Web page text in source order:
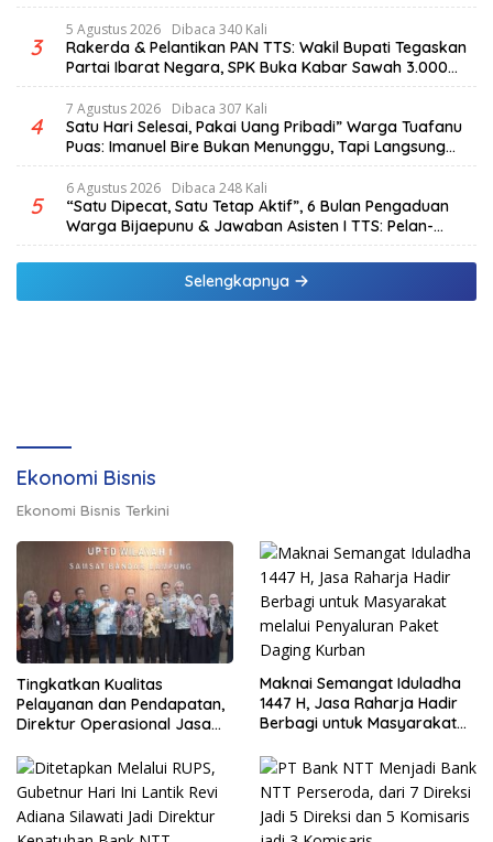
3
5 Agustus 2026 Dibaca 340 Kali
Rakerda & Pelantikan PAN TTS: Wakil Bupati Tegaskan
Partai Ibarat Negara, SPK Buka Kabar Sawah 3.000
Hektar & Larangan Politik Uang
4
7 Agustus 2026 Dibaca 307 Kali
Satu Hari Selesai, Pakai Uang Pribadi” Warga Tuafanu
Puas: Imanuel Bire Bukan Menunggu, Tapi Langsung
Bekerja
5
6 Agustus 2026 Dibaca 248 Kali
“Satu Dipecat, Satu Tetap Aktif”, 6 Bulan Pengaduan
Warga Bijaepunu & Jawaban Asisten I TTS: Pelan-
pelan, Tapi Pasti.
Selengkapnya
Ekonomi Bisnis
Ekonomi Bisnis Terkini
Tingkatkan Kualitas
Pelayanan dan Pendapatan,
Direktur Operasional Jasa
di Lampung dan Tinjau
Samsat Rajabasa
Maknai Semangat Iduladha
1447 H, Jasa Raharja Hadir
Berbagi untuk Masyarakat
Daging Kurban